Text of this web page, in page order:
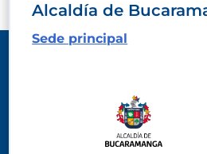
Alcaldía de
Sede principal